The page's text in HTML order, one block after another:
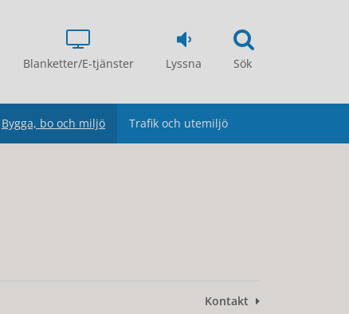
Blanketter/E-tjänster Lyssna Sök
Bygga, bo och miljö Trafik och utemiljö
Kontakt